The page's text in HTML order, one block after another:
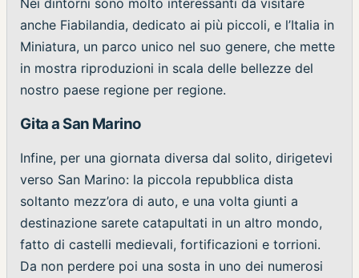
Nei dintorni sono molto interessanti da visitare
anche Fiabilandia, dedicato ai più piccoli, e l’Italia in
Miniatura, un parco unico nel suo genere, che mette
in mostra riproduzioni in scala delle bellezze del
nostro paese regione per regione.
Gita a San Marino
Infine, per una giornata diversa dal solito, dirigetevi
verso San Marino: la piccola repubblica dista
soltanto mezz’ora di auto, e una volta giunti a
destinazione sarete catapultati in un altro mondo,
fatto di castelli medievali, fortificazioni e torrioni.
Da non perdere poi una sosta in uno dei numerosi